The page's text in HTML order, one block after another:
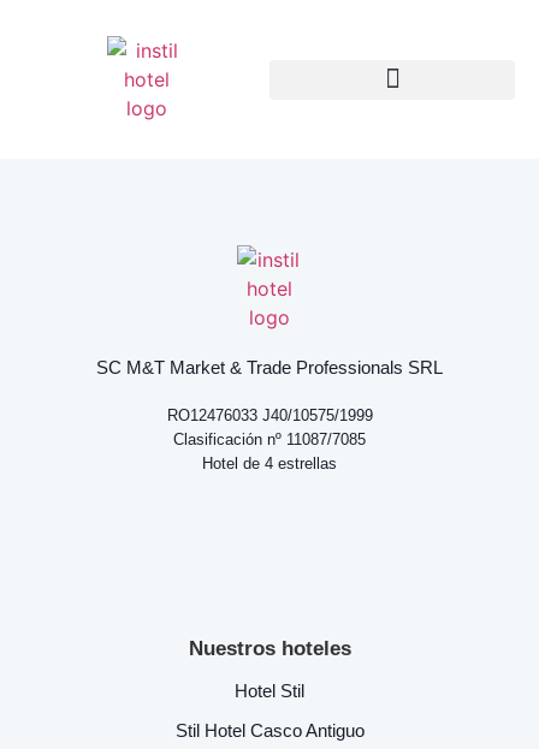
SC M&T Market & Trade Professionals SRL
RO12476033 J40/10575/1999
Clasificación nº 11087/7085
Hotel de 4 estrellas
Nuestros hoteles
Hotel Stil
Stil Hotel Casco Antiguo